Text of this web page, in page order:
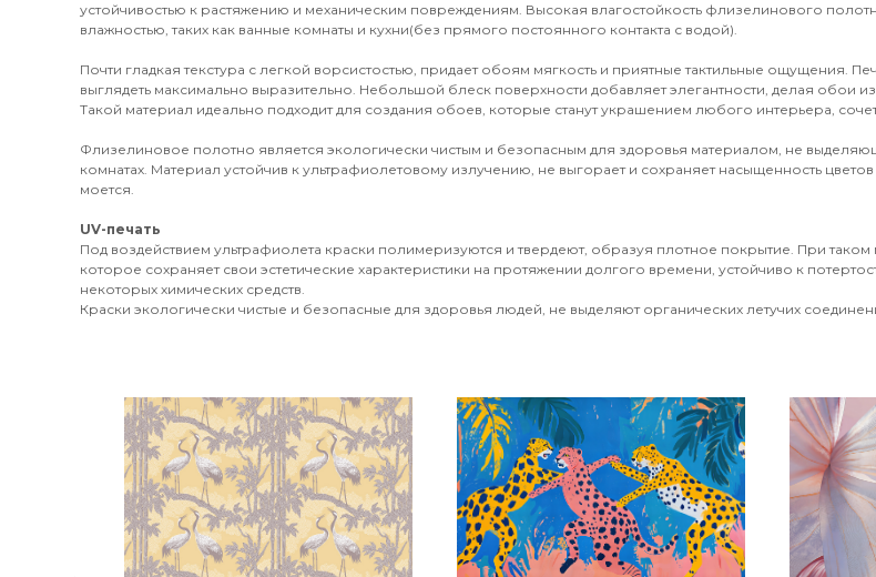
устойчивостью к растяжению и механическим повреждениям. Высокая влагостойкость флизелинового
влажностью, таких как ванные комнаты и кухни(без прямого постоянного контакта с водой).
Почти гладкая текстура с легкой ворсистостью, придает обоям мягкость и приятные тактильные ощущения.
выглядеть максимально выразительно. Небольшой блеск поверхности добавляет элегантности, делая обои
Такой материал идеально подходит для создания обоев, которые станут украшением любого интерьера,
Флизелиновое полотно является экологически чистым и безопасным для здоровья материалом, не
комнатах. Материал устойчив к ультрафиолетовому излучению, не выгорает и сохраняет насыщенность
моется.
UV-печать
Под воздействием ультрафиолета краски полимеризуются и твердеют, образуя плотное покрытие. При
которое сохраняет свои эстетические характеристики на протяжении долгого времени, устойчиво к
некоторых химических средств.
Краски экологически чистые и безопасные для здоровья людей, не выделяют органических летучих